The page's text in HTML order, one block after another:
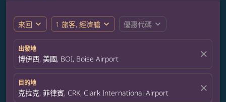
來回 expand_more 1 旅客, 經濟艙 expand_more 優惠代碼 expand_more
出發地
博伊西, 美國, BOI, Boise Airport close
目的地
克拉克, 菲律賓, CRK, Clark International Airport close